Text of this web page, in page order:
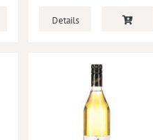
Details